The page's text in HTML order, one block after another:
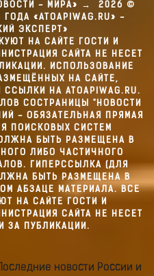
- МИРА» → 2026 ©
«ATOAPIWAG.RU» -
ЭКСПЕРТ»
НА САЙТЕ ГОСТИ И
САЙТА НЕ НЕСЕТ
ИСПОЛЬЗОВАНИЕ
НА САЙТЕ,
НА ATOAPIWAG.RU.
СОСТРАНИЦЫ "НОВОСТИ
- ОБЯЗАТЕЛЬНАЯ ПРЯМАЯ
ПОИСКОВЫХ СИСТЕМ
БЫТЬ РАЗМЕЩЕНА В
ЛИБО ЧАСТИЧНОГО
ГИПЕРССЫЛКА (ДЛЯ
БЫТЬ РАЗМЕЩЕНА В
АБЗАЦЕ МАТЕРИАЛА. ВСЕ
НА САЙТЕ ГОСТИ И
САЙТА НЕ НЕСЕТ
ЗА ПУБЛИКАЦИИ.
новости России и